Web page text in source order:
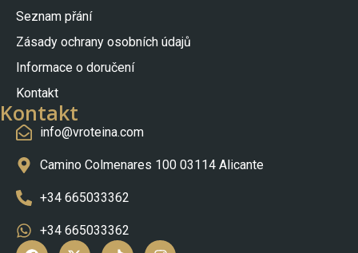
Seznam přání
Zásady ochrany osobních údajů
Informace o doručení
Kontakt
Kontakt
info@vroteina.com
Camino Colmenares 100 03114 Alicante
+34 665033362
+34 665033362
Français